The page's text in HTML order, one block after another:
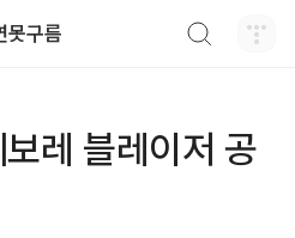
못구름
레 블레이저 공